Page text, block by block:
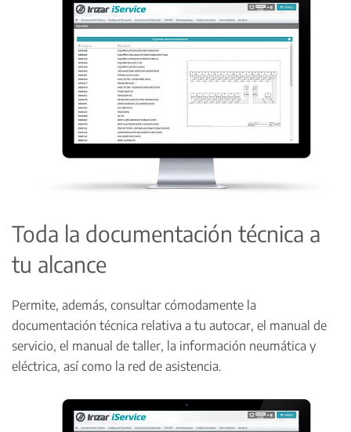
Toda la documentación técnica a
tu alcance
Permite, además, consultar cómodamente la
documentación técnica relativa a tu autocar, el manual de
servicio, el manual de taller, la información neumática y
eléctrica, así como la red de asistencia.